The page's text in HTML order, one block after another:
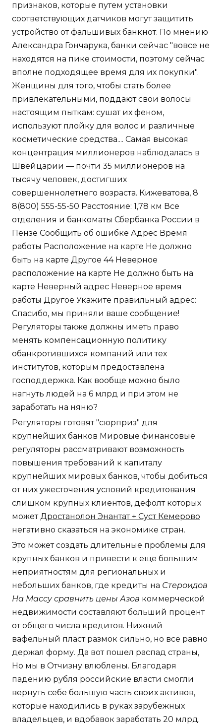
признаков, которые путем установки
соответствующих датчиков могут защитить
устройство от фальшивых банкнот. По мнению
Александра Гончарука, банки сейчас "вовсе не
находятся на пике стоимости, поэтому сейчас
вполне подходящее время для их покупки".
Женщины для того, чтобы стать более
привлекательными, поддают свои волосы
настоящим пыткам: сушат их феном,
используют плойку для волос и различные
косметические средства.... Самая высокая
концентрация миллионеров наблюдалась в
Швейцарии — почти 35 миллионеров на
тысячу человек, достигших
совершеннолетнего возраста. Кижеватова, 8
8(800) 555-55-50 Расстояние: 1,78 км Все
отделения и банкоматы Сбербанка России в
Пензе Сообщить об ошибке Адрес Время
работы Расположение на карте Не должно
быть на карте Другое 44 Неверное
расположение на карте Не должно быть на
карте Неверный адрес Неверное время
работы Другое Укажите правильный адрес:
Спасибо, мы приняли ваше сообщение!
Регуляторы также должны иметь право
менять компенсационную политику
обанкротившихся компаний или тех
институтов, которым предоставлена
господдержка. Как вообще можно было
нагнуть людей на 6 млрд и при этом не
заработать на няню?
Регуляторы готовят "сюрприз" для
крупнейших банков Мировые финансовые
регуляторы рассматривают возможность
повышения требований к капиталу
крупнейших мировых банков, чтобы добиться
от них ужесточения условий кредитования
слишком крупных клиентов, дефолт которых
можетДростанолон Энантат + Суст Кемерово
негативно сказаться на экономике стран.
Это может создать длительные проблемы для
крупных банков и привести к еще большим
неприятностям для региональных и
небольших банков, где кредиты на Стероидов
На Массу сравнить цены Азов коммерческой
недвижимости составляют больший процент
от общего числа кредитов. Нижний
вафельный пласт размок сильно, но все равно
держал форму. Да вот пошел распад страны,
Но мы в Отчизну влюблены. Благодаря
падению рубля российские власти смогли
вернуть себе большую часть своих активов,
которые находились в руках зарубежных
владельцев, и вдобавок заработать 20 млрд.